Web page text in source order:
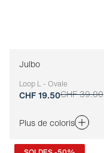
Julbo
Loop L - Ovale
Adaptable
CHF 19.50CHF 39.00
Plus de coloris